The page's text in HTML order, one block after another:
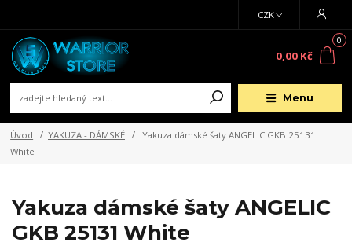
Menu
CZK
0
0,00 Kč
Úvod YAKUZA - DÁMSKÉ
Yakuza dámské šaty ANGELIC GKB 25131
White
Yakuza dámské šaty ANGELIC
GKB 25131 White